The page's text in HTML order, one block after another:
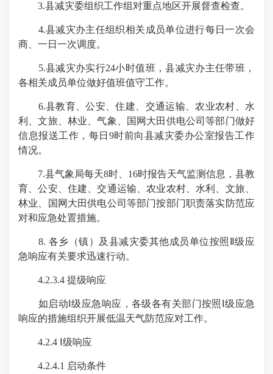
3.县减灾委组织工作组对重点地区开展督查检查。
4.县减灾办主任组织相关成员单位进行每日一次会
商、一日一次调度。
5.县减灾办实行24小时值班，县减灾办主任带班，
各相关成员单位做好值班值守工作。
6.县教育、公安、住建、交通运输、农业农村、水
利、文旅、林业、气象、国网大田供电公司等部门做好
信息报送工作，每日9时前向县减灾委办公室报告工作
情况。
7.县气象局每天8时、16时报告天气监测信息，县教
育、公安、住建、交通运输、农业农村、水利、文旅、
林业、国网大田供电公司等部门按部门职责落实防范应
对和应急处置措施。
8. 各乡（镇）及县减灾委其他成员单位按照Ⅱ级应
急响应有关要求迅速行动。
4.2.3.4 提级响应
如启动Ⅰ级应急响应，各级各有关部门按照Ⅰ级应急
响应的措施组织开展低温天气防范应对工作。
4.2.4 Ⅰ级响应
4.2.4.1 启动条件